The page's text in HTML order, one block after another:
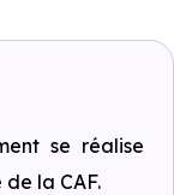
se réalise
de la CAF.